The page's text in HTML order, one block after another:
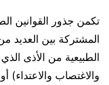
تكمن جذور القوانين
المشتركة بين العديد
الطبيعية من الأذى
والاغتصاب